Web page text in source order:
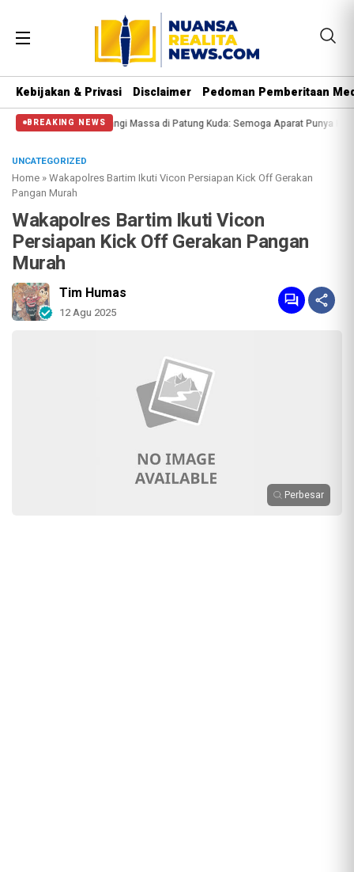
Kebijakan & Privasi Disclaimer Pedoman Pemberitaan
BREAKING NEWS
Halangi Massa di Patung Kuda: Semoga Aparat Punya Hati Nurani
UNCATEGORIZED
Home »Wakapolres Bartim Ikuti Vicon Persiapan Kick Off Gerakan
Pangan Murah
Wakapolres Bartim Ikuti Vicon
Persiapan Kick Off Gerakan Pangan
Murah
Tim Humas
12 Agu 2025
Perbesar